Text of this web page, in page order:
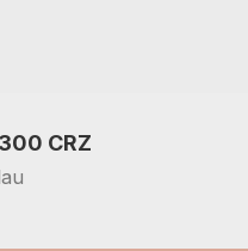
CRZ